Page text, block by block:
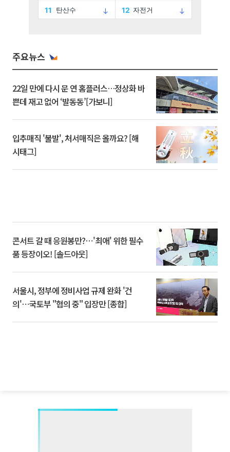
주요뉴스
22일 만에 다시 문 연 홈플러스…정상화 바
쁜데 재고 없어 ‘발동동’[가보니]
입추매직 '불발', 처서매직은 올까요? [해
시태그]
콘서트 갈 때 응원봉만?⋯'최애' 위한 필수
품 등장이오! [솔드아웃]
서울시, 정부에 정비사업 규제 완화 '건
의'⋯국토부 "협의 중" 입장만 [종합]